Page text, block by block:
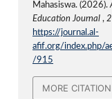
Mahasiswa. (2026).
Education Journal,2
https://journal.al-
afif.org/index.php/
/915
MORE